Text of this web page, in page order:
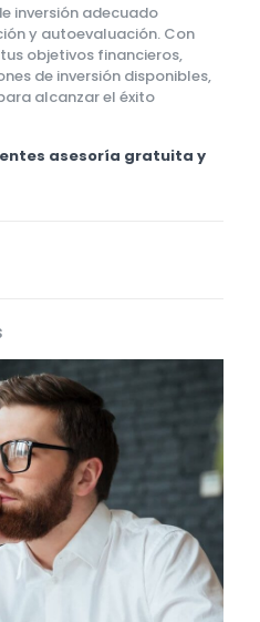
inversión adecuado
y autoevaluación. Con
objetivos financieros,
de inversión disponibles,
alcanzar el éxito
asesoría gratuita y